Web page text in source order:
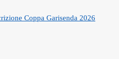
Coppa Garisenda 2026